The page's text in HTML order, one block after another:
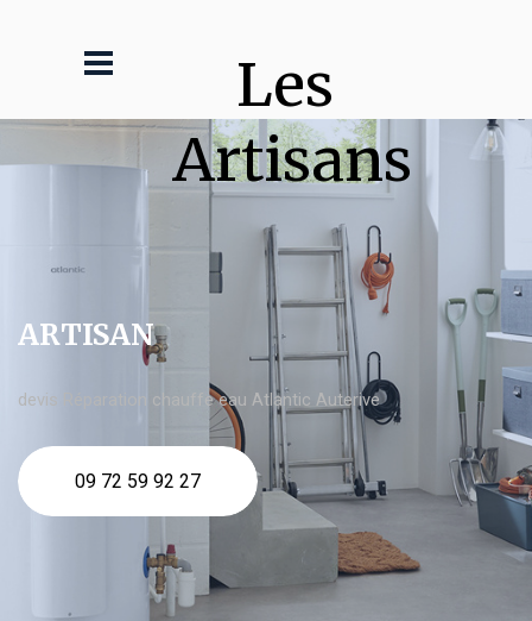
Les
Artisans
ARTISAN
devis Réparation chauffe eau Atlantic Auterive
09 72 59 92 27